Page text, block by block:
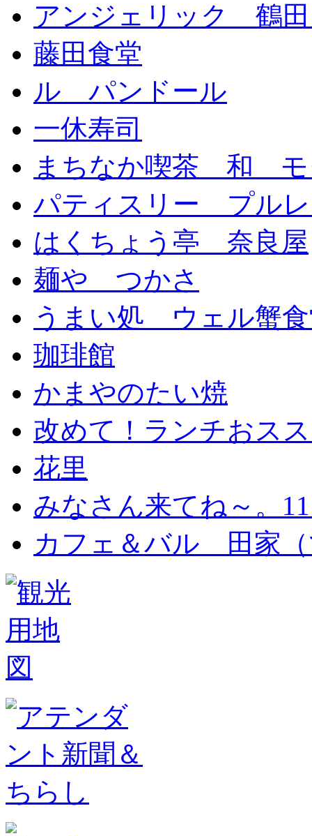
アンジェリック 鶴
藤田食堂
ル パンドール
一休寿司
まちなか喫茶 和 モ
パティスリー プル
はくちょう亭 奈良屋
麺や つかさ
うまい処 ウェル蟹
珈琲館
かまやのたい焼
改めて！ランチおス
花里
みなさん来てね～。
カフェ＆バル 田家